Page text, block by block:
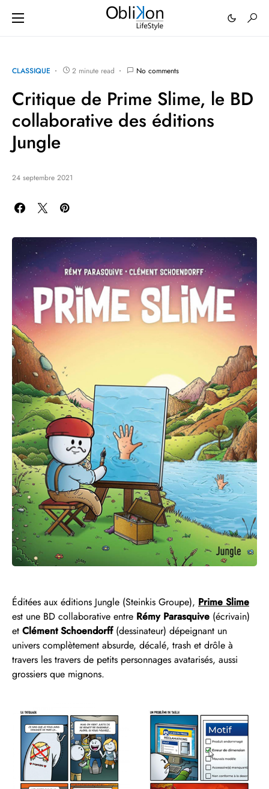
CLASSIQUE 2 minute read No comments
Critique de Prime Slime, le BD
collaborative des éditions
Jungle
24 septembre 2021
Éditées aux éditions Jungle (Steinkis Groupe), Prime Slime
est une BD collaborative entre Rémy Parasquive (écrivain)
et Clément Schoendorff(dessinateur) dépeignant un
univers complètement absurde, décalé, trash et drôle à
travers les travers de petits personnages avatarisés, aussi
grossiers que mignons.